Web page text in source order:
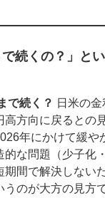
で続くの？」と
で続く？ 日米の
高方向に戻るとの
年にかけて緩や
的な問題（少子化
期間で解決しない
のが大方の見方